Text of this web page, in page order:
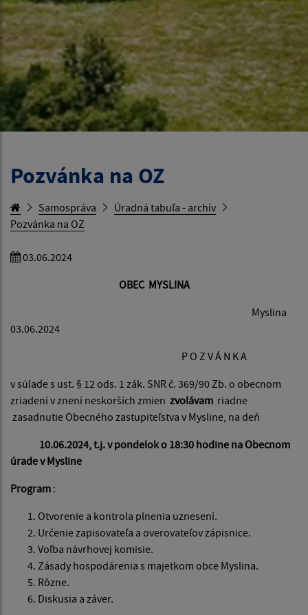
Pozvánka na OZ
Samospráva
Úradná tabuľa - archív
Pozvánka na OZ
03.06.2024
OBEC MYSLINA
Myslina
03.06.2024
P O Z V Á N K A
v súlade s ust. § 12 ods. 1 zák. SNR č. 369/90 Zb. o obecnom
zriadení v znení neskorších zmien zvolávam riadne
zasadnutie Obecného zastupiteľstva v Mysline, na deň
10.06.2024, t.j. v pondelok o 18:30 hodine na Obecnom
úrade v Mysline
Program :
Otvorenie a kontrola plnenia uznesení.
Určenie zapisovateľa a overovateľov zápisnice.
Voľba návrhovej komisie.
Zásady hospodárenia s majetkom obce Myslina.
Rôzne.
Diskusia a záver.